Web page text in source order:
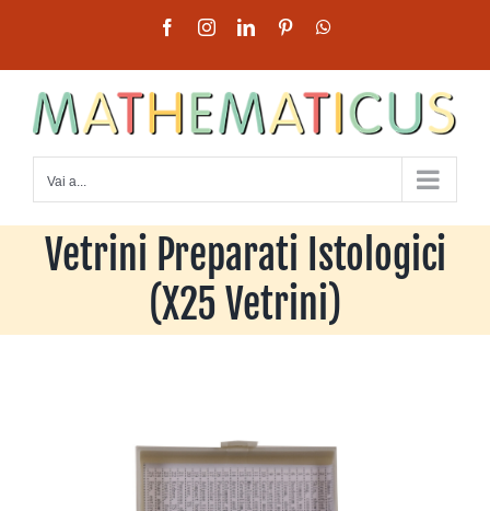
contenuto
FacebookInstagramLinkedInPinterest
Vai a...
Vetrini Preparati Istologici
(X25 Vetrini)